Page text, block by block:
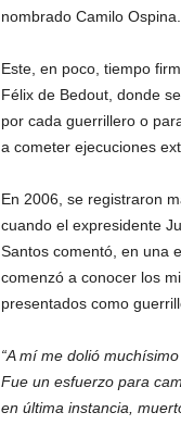
nombrado Camilo Ospina.
Este, en poco, tiempo
Félix de Bedout, donde
por cada guerrillero o
a cometer ejecuciones
En 2006, se registraron
cuando el expresidente
Santos comentó, en una
comenzó a conocer los
presentados como
“A mí me dolió
Fue un esfuerzo para
en última instancia,